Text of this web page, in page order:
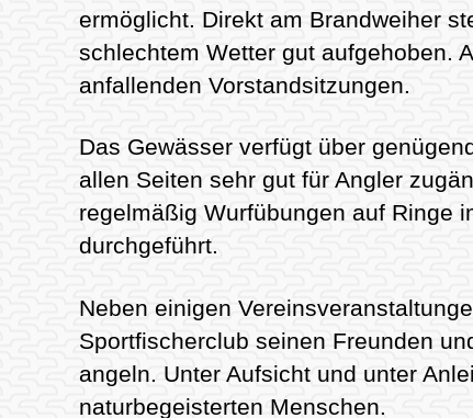
ermöglicht. Direkt am Brandweiher
schlechtem Wetter gut aufgehoben.
anfallenden Vorstandsitzungen.
Das Gewässer verfügt über
allen Seiten sehr gut für Angler
regelmäßig Wurfübungen auf Ringe
durchgeführt.
Neben einigen
Sportfischerclub seinen Freunden
angeln. Unter Aufsicht und unter
naturbegeisterten Menschen.